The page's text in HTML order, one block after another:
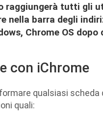
raggiungerà tutti gli
nella barra degli
Chrome OS
con iChrome
qualsiasi scheda
quali: